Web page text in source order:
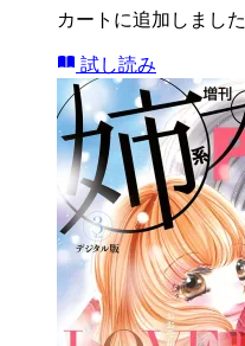
カートに追加しました
試し読み